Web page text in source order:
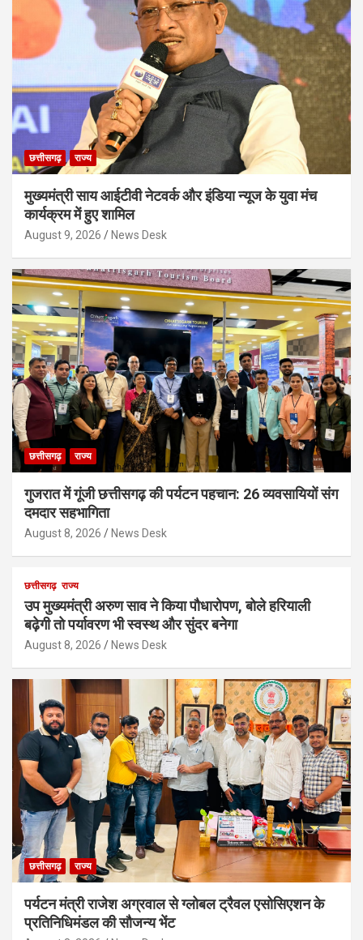
छत्तीसगढ़ राज्य
मुख्यमंत्री साय आईटीवी नेटवर्क और इंडिया न्यूज के युवा मंच
कार्यक्रम में हुए शामिल
August 9, 2026 News Desk
छत्तीसगढ़ राज्य
गुजरात में गूंजी छत्तीसगढ़ की पर्यटन पहचान: 26 व्यवसायियों संग
दमदार सहभागिता
August 8, 2026 News Desk
छत्तीसगढ़ राज्य
उप मुख्यमंत्री अरुण साव ने किया पौधारोपण, बोले हरियाली
बढ़ेगी तो पर्यावरण भी स्वस्थ और सुंदर बनेगा
August 8, 2026 News Desk
छत्तीसगढ़ राज्य
पर्यटन मंत्री राजेश अग्रवाल से ग्लोबल ट्रैवल एसोसिएशन के
प्रतिनिधिमंडल की सौजन्य भेंट